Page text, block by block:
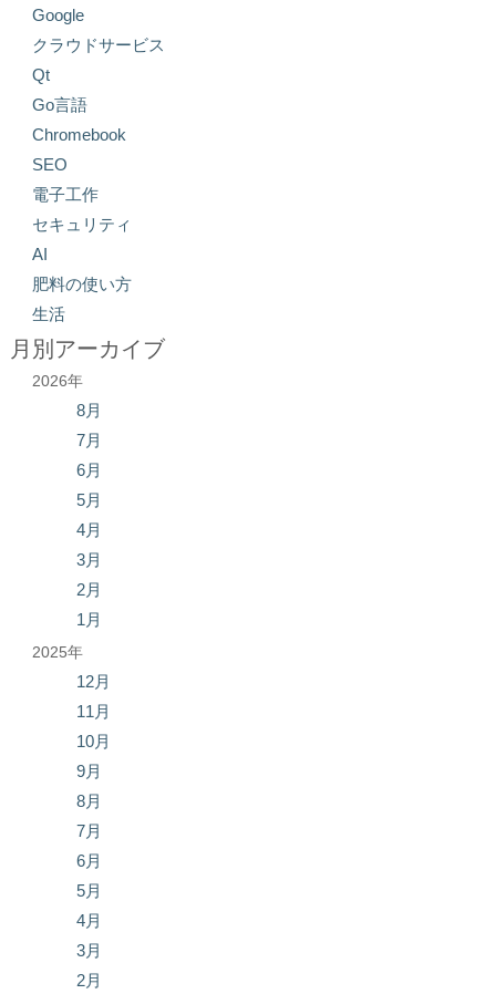
Google
クラウドサービス
Qt
Go言語
Chromebook
SEO
電子工作
セキュリティ
AI
肥料の使い方
生活
月別アーカイブ
2026年
8月
7月
6月
5月
4月
3月
2月
1月
2025年
12月
11月
10月
9月
8月
7月
6月
5月
4月
3月
2月